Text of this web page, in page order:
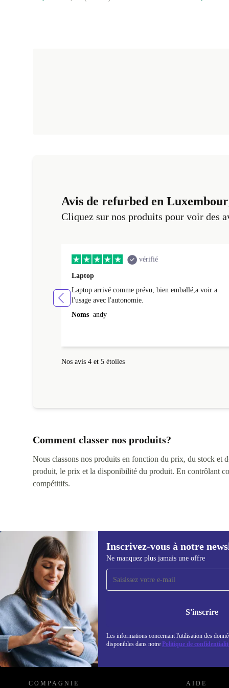
Avis de refurbed en
Cliquez sur nos produits pour voir des
vérifié
Laptop
Laptop arrivé comme prévu, bien emballé,a voir a
l'usage avec l'autonomie.
Noms andy
Nos avis 4 et 5 étoiles
Comment classer nos produits?
Nous classons nos produits en fonction du prix, du stock et
produit, le prix et la disponibilité du produit. En contrôlant
compétitifs.
Inscrivez-vous à notre
Ne manquez plus jamais une offre
S'inscrire
Les informations concernant l'utilisation des
disponibles dans notre Politique de
Recevoir offres et infos de
refurbed par mail
Ne manquez plus aucune offre.
Retrouvez les
politique de
REFURBED LUXEMBOURG - RETHINK NEW.
COMPAGNIE AIDE